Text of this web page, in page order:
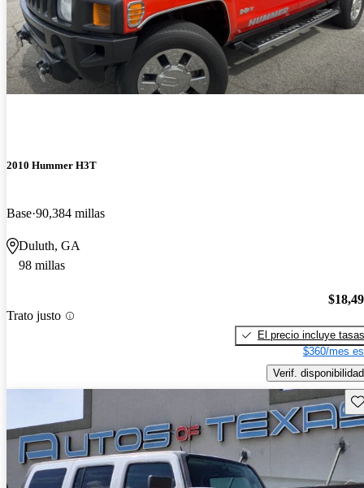
2010 Hummer H3T
Base 90,384 millas
Duluth, GA
98 millas
Trato justo
El precio incluye tasas
$360/mes
Verif. disponibilidad